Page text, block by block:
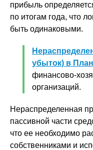
прибыль
по итогам года, что
быть одинаковыми.
убыток) в
финансово-
организаций.
Нераспределенная
пассивной части
что ее необходимо
собственниками и